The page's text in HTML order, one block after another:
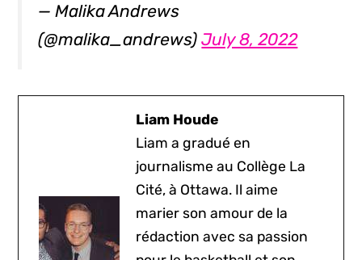
— Malika Andrews
(@malika_andrews)July 8, 2022
Liam Houde
Liam a gradué en
journalisme au Collège La
Cité, à Ottawa. Il aime
marier son amour de la
rédaction avec sa passion